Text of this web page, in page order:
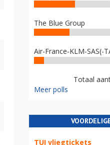
The Blue Group
Air-France-KLM-SAS(-
Totaal
Meer polls
TUI vliegtickets